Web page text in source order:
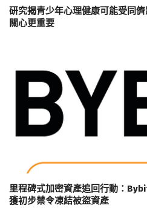
研究揭青少年心理健康可能受同
關心更重要
里程碑式加密資產追回行動：
獲初步禁令凍結被盜資產